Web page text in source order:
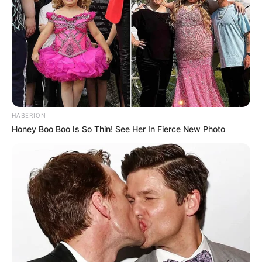
incêndio para descobrir se as chamas foram por causas
naturais ou se teve origem criminosa.
HABERION
Honey Boo Boo Is So Thin! See Her In Fierce New Photo